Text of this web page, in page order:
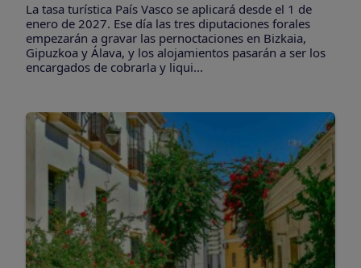
La tasa turística País Vasco se aplicará desde el 1 de
enero de 2027. Ese día las tres diputaciones forales
empezarán a gravar las pernoctaciones en Bizkaia,
Gipuzkoa y Álava, y los alojamientos pasarán a ser los
encargados de cobrarla y liqui...